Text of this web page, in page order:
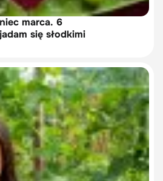
marca. 6
się słodkimi